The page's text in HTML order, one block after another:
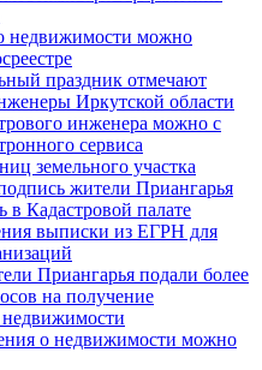
можно
праздник отмечают
Иркутской области
инженера можно с
сервиса
земельного участка
жители Приангарья
в Кадастровой палате
выписки из ЕГРН для
Приангарья подали более
на получение
о недвижимости можно